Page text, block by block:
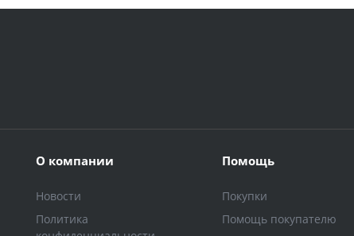
О компании
Новости
Политика
Помощь
Покупки
Помощь покупателю